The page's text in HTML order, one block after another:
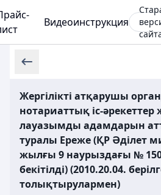
Видеоинструкция
Жергілікті атқарушы
нотариаттық іс-
лауазымды адамдарын
туралы Ереже (ҚР Әділет
жылғы 9 наурыздағы №
бекітілді) (2010.20.04.
толықтырулармен)